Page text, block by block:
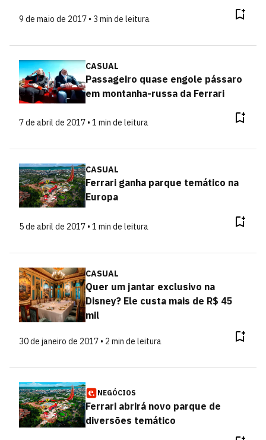
9 de maio de 2017 • 3 min de leitura
CASUAL
Passageiro quase engole pássaro
em montanha-russa da Ferrari
7 de abril de 2017 • 1 min de leitura
CASUAL
Ferrari ganha parque temático na
Europa
5 de abril de 2017 • 1 min de leitura
CASUAL
Quer um jantar exclusivo na
Disney? Ele custa mais de R$ 45
mil
30 de janeiro de 2017 • 2 min de leitura
NEGÓCIOS
Ferrari abrirá novo parque de
diversões temático